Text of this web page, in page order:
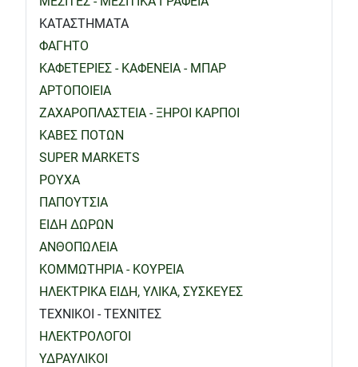
ΚΑΤΑΣΤΗΜΑΤΑ
ΦΑΓΗΤΟ
ΚΑΦΕΤΕΡΙΕΣ - ΚΑΦΕΝΕΙΑ - ΜΠΑΡ
ΑΡΤΟΠΟΙΕΙΑ
ΖΑΧΑΡΟΠΛΑΣΤΕΙΑ - ΞΗΡΟΙ ΚΑΡΠΟΙ
ΚΑΒΕΣ ΠΟΤΩΝ
SUPER MARKETS
ΡΟΥΧΑ
ΠΑΠΟΥΤΣΙΑ
ΕΙΔΗ ΔΩΡΩΝ
ΑΝΘΟΠΩΛΕΙΑ
ΚΟΜΜΩΤΗΡΙΑ - ΚΟΥΡΕΙΑ
ΗΛΕΚΤΡΙΚΑ ΕΙΔΗ, ΥΛΙΚΑ, ΣΥΣΚΕΥΕΣ
ΤΕΧΝΙΚΟΙ - ΤΕΧΝΙΤΕΣ
ΗΛΕΚΤΡΟΛΟΓΟΙ
ΥΔΡΑΥΛΙΚΟΙ